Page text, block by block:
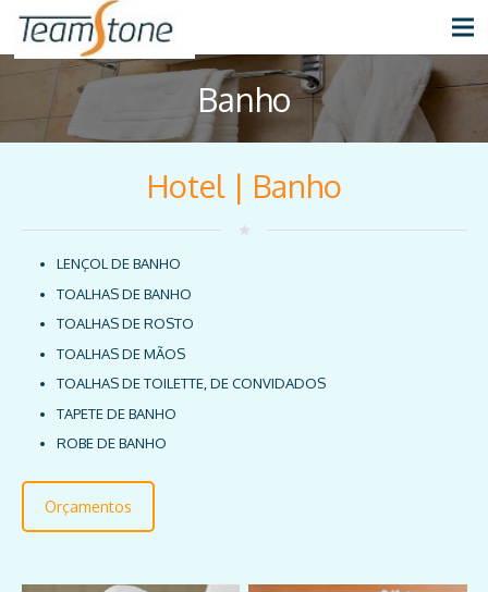
Banho
Hotel | Banho
star
LENÇOL DE BANHO
TOALHAS DE BANHO
TOALHAS DE ROSTO
TOALHAS DE MÃOS
TOALHAS DE TOILETTE, DE CONVIDADOS
TAPETE DE BANHO
ROBE DE BANHO
Orçamentos